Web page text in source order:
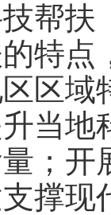
帮扶
点
区
当
；开
撑现